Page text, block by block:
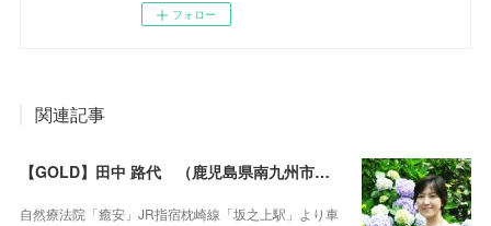
フォロー
関連記事
【GOLD】田中 路代 （鹿児島県南九州市・遠隔セラピー可）
自然療法院「癒安」JR指宿枕崎線「坂之上駅」より車